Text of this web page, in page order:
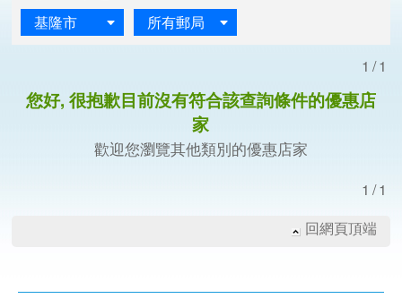
基隆市 所有郵局
1/1
您好, 很抱歉目前沒有符合該查詢條件的優惠店
家
歡迎您瀏覽其他類別的優惠店家
1/1
回網頁頂端